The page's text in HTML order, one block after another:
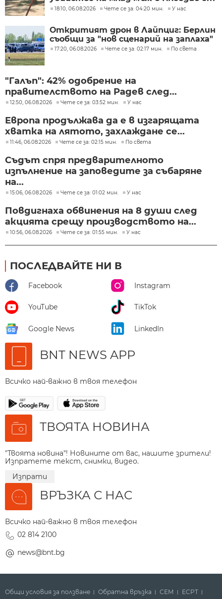
тийнейджъри
18:10, 06.08.2026 Чете се за: 04:20 мин. У нас
Откритият дрон в Лайпциг: Берлин
съобщи за "нов сценарий на заплаха"
17:20, 06.08.2026 Чете се за: 02:17 мин. По света
"Галъп": 42% одобрение на
правителството на Радев след...
12:50, 06.08.2026 Чете се за: 03:52 мин. У нас
Европа продължава да е в изгарящата
хватка на лятото, захлаждане се...
11:46, 06.08.2026 Чете се за: 02:15 мин. По света
Съдът спря предварителното
изпълнение на заповедите за събаряне
на...
15:06, 06.08.2026 Чете се за: 01:02 мин. У нас
Повдигнаха обвинения на 8 души след
акцията срещу производството на...
10:56, 06.08.2026 Чете се за: 01:55 мин. У нас
ПОСЛЕДВАЙТЕ НИ В
Facebook Instagram
YouTube TikTok
Google News LinkedIn
BNT NEWS APP
Всичко най-важно в твоя телефон
ТВОЯТА НОВИНА
"Твоята новина"! Новините от вас, нашите зрители!
Изпратете текст, снимки, видео.
Изпрати
ВРЪЗКА С НАС
Всичко най-важно в твоя телефон
02 814 2100
news@bnt.bg
Общи условия за ползване Обратна връзка СЕМ ECPT